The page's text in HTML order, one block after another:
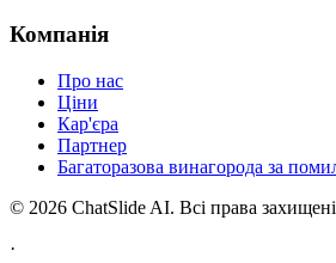
Компанія
Про нас
Ціни
Кар'єра
Партнер
Багаторазова винагорода за
© 2026 ChatSlide AI. Всі права
·